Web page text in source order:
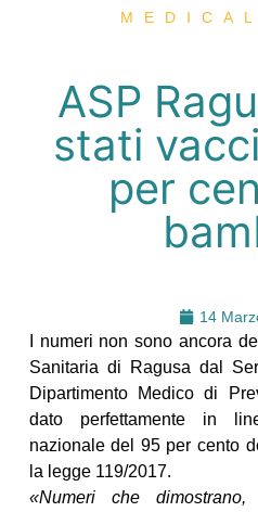
ASP
stati
per
14
I numeri non sono ancora
Sanitaria di Ragusa dal
Dipartimento Medico di
dato perfettamente in
nazionale del 95 per cento
la legge 119/2017.
«Numeri che